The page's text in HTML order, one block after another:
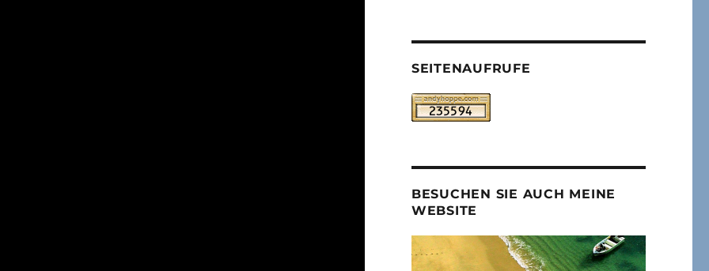
SEITENAUFRUFE
BESUCHEN SIE AUCH MEINE
WEBSITE